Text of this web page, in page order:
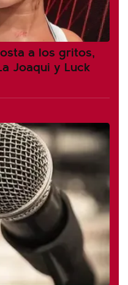
a los gritos,
Joaqui y Luck